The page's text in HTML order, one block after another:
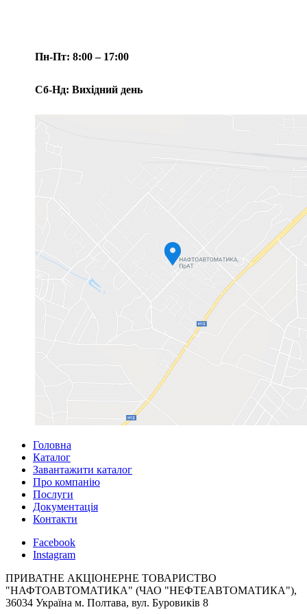
Пн-Пт:8:00 – 17:00
Сб-Нд:Вихідний день
Головна
Каталог
Завантажити каталог
Про компанію
Послуги
Документація
Контакти
Facebook
Instagram
ПРИВАТНЕ АКЦІОНЕРНЕ ТОВАРИСТВО
"НАФТОАВТОМАТИКА" (ЧАО "НЕФТЕАВТОМАТИКА"),
36034 Україна м. Полтава, вул. Буровиків 8